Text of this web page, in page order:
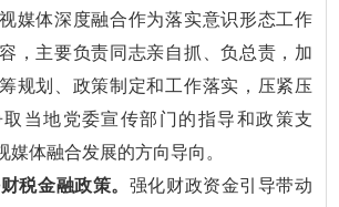
媒体深度融合作为落实意识形态工作
，主要负责同志亲自抓、负总责，加
规划、政策制定和工作落实，压紧压
当地党委宣传部门的指导和政策支
媒体融合发展的方向导向。
税金融政策。 强化财政资金引导带动